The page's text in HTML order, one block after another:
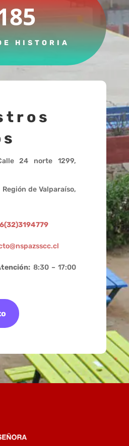
HISTORIA
24 norte 1299,
de Valparaíso,
8:30 – 17:00